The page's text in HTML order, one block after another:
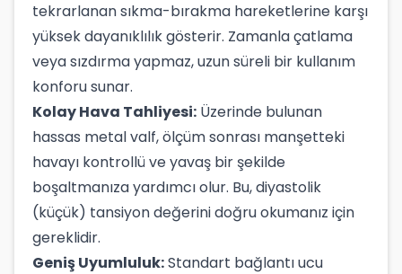
tekrarlanan sıkma-bırakma hareketlerine karşı
yüksek dayanıklılık gösterir. Zamanla çatlama
veya sızdırma yapmaz, uzun süreli bir kullanım
konforu sunar.
Kolay Hava Tahliyesi: Üzerinde bulunan
hassas metal valf, ölçüm sonrası manşetteki
havayı kontrollü ve yavaş bir şekilde
boşaltmanıza yardımcı olur. Bu, diyastolik
(küçük) tansiyon değerini doğru okumanız için
gereklidir.
Geniş Uyumluluk:Standart bağlantı ucu